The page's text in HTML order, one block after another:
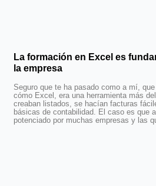
La formación en Excel es
la empresa
Seguro que te ha pasado como a mí,
cómo Excel, era una herramienta más
creaban listados, se hacían facturas
básicas de contabilidad. El caso es que
potenciado por muchas empresas y las